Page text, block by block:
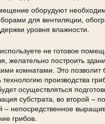
оборудуют
для вентиляции,
уровня влажности.
не готовое
желательно построить
комнатами. Это позволит
технологию производства
осуществляться
субстрата, во второй –
– непосредственное
грибов.